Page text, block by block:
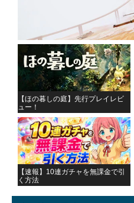
【ほの暮しの庭】先行プレイレビ
ュー！
【速報】10連ガチャを無課金で引
く方法